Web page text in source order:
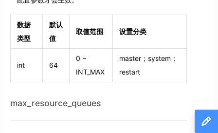
数据
类型
默认
值
取值范围 设置分类
int 64
0 ~
INT_MAX
master；system；
restart
max_resource_queues